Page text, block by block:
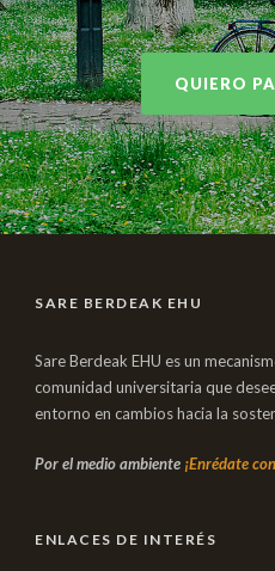
QUIERO
SARE BERDEAK EHU
Sare Berdeak EHU es un
comunidad universitaria que
entorno en cambios hacia la
Por el medio ambiente ¡Enrédate
ENLACES DE INTERÉS